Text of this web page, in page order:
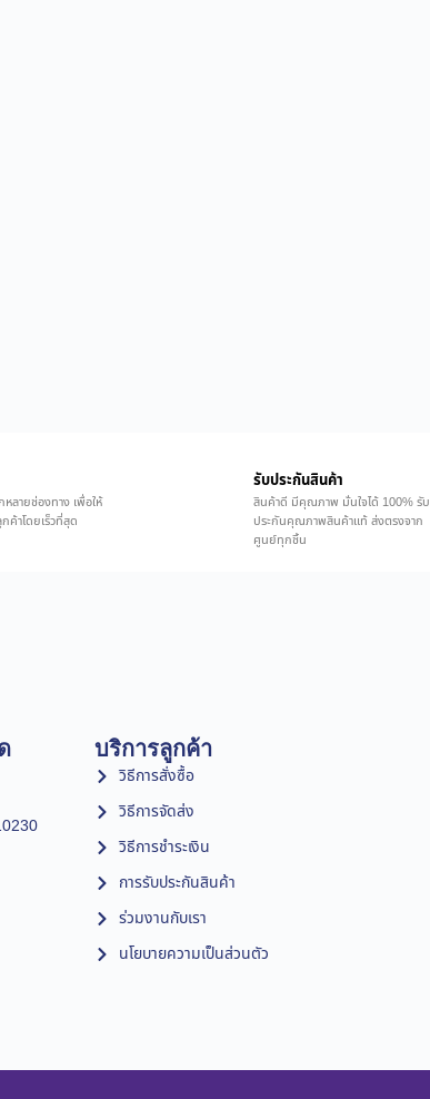
ลายช่องทาง เพื่อให้
ค้าโดยเร็วที่สุด
รับประกันสินค้า
สินค้าดี มีคุณภาพ มั่นใจได้ 100% รับ
ประกันคุณภาพสินค้าแท้ ส่งตรงจาก
ศูนย์ทุกชิ้น
บริการลูกค้า
วิธีการสั่งซื้อ
วิธีการจัดส่ง
วิธีการชำระเงิน
การรับประกันสินค้า
ร่วมงานกับเรา
นโยบายความเป็นส่วนตัว